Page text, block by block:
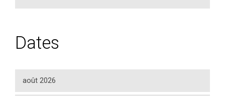
Dates
août 2026